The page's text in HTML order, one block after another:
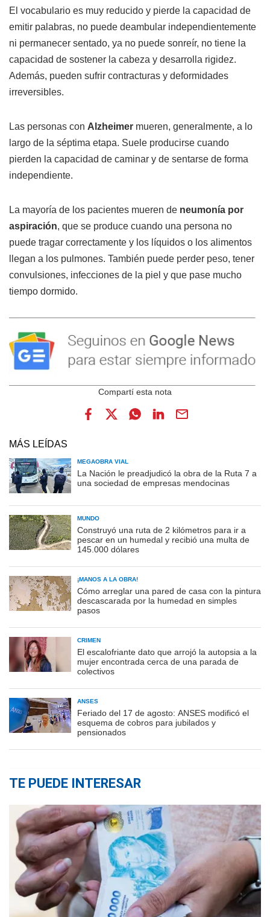
El vocabulario es muy reducido y pierde la capacidad de
emitir palabras, no puede deambular independientemente
ni permanecer sentado, ya no puede sonreír, no tiene la
capacidad de sostener la cabeza y desarrolla rigidez.
Además, pueden sufrir contracturas y deformidades
irreversibles.
Las personas con Alzheimer mueren, generalmente, a lo
largo de la séptima etapa. Suele producirse cuando
pierden la capacidad de caminar y de sentarse de forma
independiente.
La mayoría de los pacientes mueren de neumonía por
aspiración, que se produce cuando una persona no
puede tragar correctamente y los líquidos o los alimentos
llegan a los pulmones. También puede perder peso, tener
convulsiones, infecciones de la piel y que pase mucho
tiempo dormido.
MÁS LEÍDAS
MEGAOBRA VIAL
La Nación le preadjudicó la obra de la Ruta 7 a
una sociedad de empresas mendocinas
MUNDO
Construyó una ruta de 2 kilómetros para ir a
pescar en un humedal y recibió una multa de
145.000 dólares
¡MANOS A LA OBRA!
Cómo arreglar una pared de casa con la pintura
descascarada por la humedad en simples
pasos
CRIMEN
El escalofriante dato que arrojó la autopsia a la
mujer encontrada cerca de una parada de
colectivos
ANSES
Feriado del 17 de agosto: ANSES modificó el
esquema de cobros para jubilados y
pensionados
TE PUEDE INTERESAR